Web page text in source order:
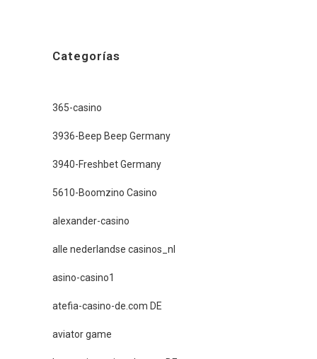
Categorías
365-casino
3936-Beep Beep Germany
3940-Freshbet Germany
5610-Boomzino Casino
alexander-casino
alle nederlandse casinos_nl
asino-casino1
atefia-casino-de.com DE
aviator game